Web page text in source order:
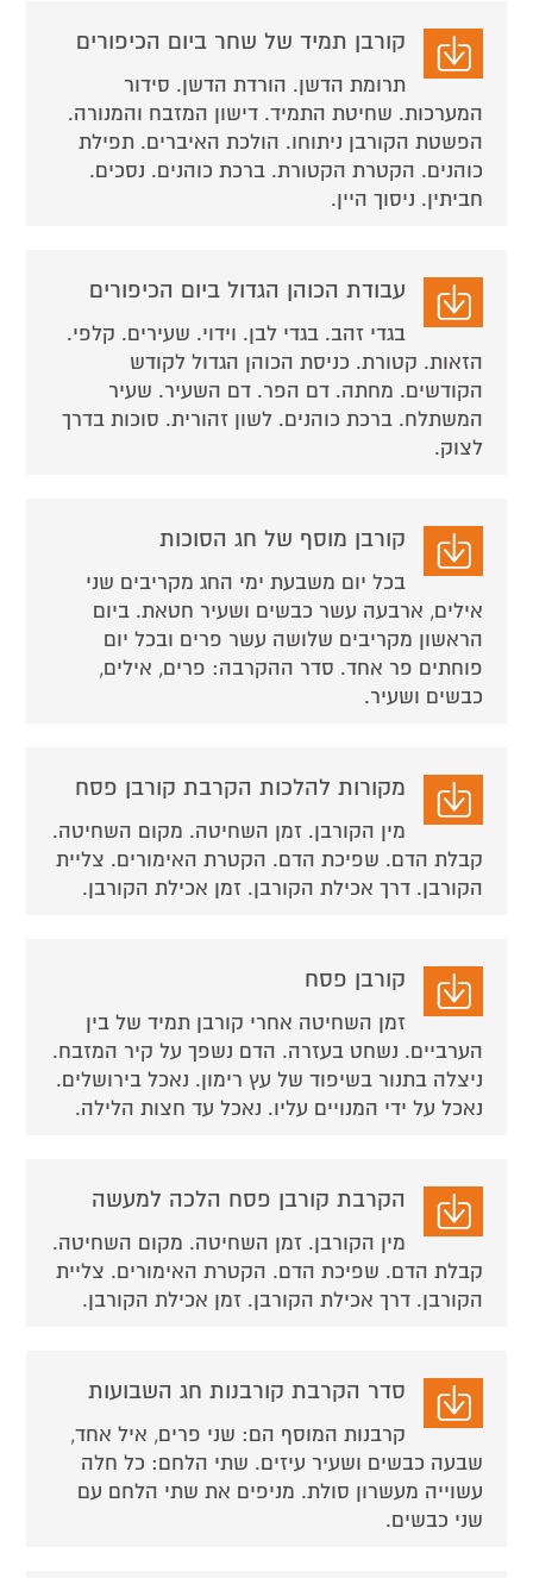
קורבן תמיד של שחר ביום הכיפורים
תרומת הדשן. הורדת הדשן. סידור
המערכות. שחיטת התמיד. דישון המזבח והמנורה.
הפשטת הקורבן ניתוחו. הולכת האיברים. תפילת
כוהנים. הקטרת הקטורת. ברכת כוהנים. נסכים.
חביתין. ניסוך היין.
עבודת הכוהן הגדול ביום הכיפורים
בגדי זהב. בגדי לבן. וידוי. שעירים. קלפי.
הזאות. קטורת. כניסת הכוהן הגדול לקודש
הקודשים. מחתה. דם הפר. דם השעיר. שעיר
המשתלח. ברכת כוהנים. לשון זהורית. סוכות בדרך
לצוק.
קורבן מוסף של חג הסוכות
בכל יום משבעת ימי החג מקריבים שני
אילים, ארבעה עשר כבשים ושעיר חטאת. ביום
הראשון מקריבים שלושה עשר פרים ובכל יום
פוחתים פר אחד. סדר ההקרבה: פרים, אילים,
כבשים ושעיר.
מקורות להלכות הקרבת קורבן פסח
מין הקורבן. זמן השחיטה. מקום השחיטה.
קבלת הדם. שפיכת הדם. הקטרת האימורים. צליית
הקורבן. דרך אכילת הקורבן. זמן אכילת הקורבן.
קורבן פסח
זמן השחיטה אחרי קורבן תמיד של בין
הערביים. נשחט בעזרה. הדם נשפך על קיר המזבח.
ניצלה בתנור בשיפוד של עץ רימון. נאכל בירושלים.
נאכל על ידי המנויים עליו. נאכל עד חצות הלילה.
הקרבת קורבן פסח הלכה למעשה
מין הקורבן. זמן השחיטה. מקום השחיטה.
קבלת הדם. שפיכת הדם. הקטרת האימורים. צליית
הקורבן. דרך אכילת הקורבן. זמן אכילת הקורבן.
סדר הקרבת קורבנות חג השבועות
קרבנות המוסף הם: שני פרים, איל אחד,
שבעה כבשים ושעיר עיזים. שתי הלחם: כל חלה
עשוייה מעשרון סולת. מניפים את שתי הלחם עם
שני כבשים.